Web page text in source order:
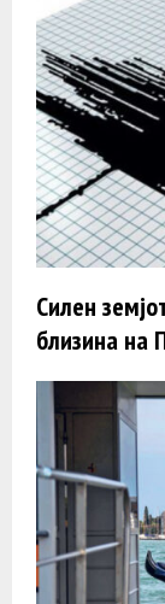
Силен
близина на